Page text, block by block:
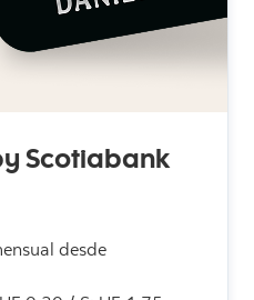
Scotiabank
desde